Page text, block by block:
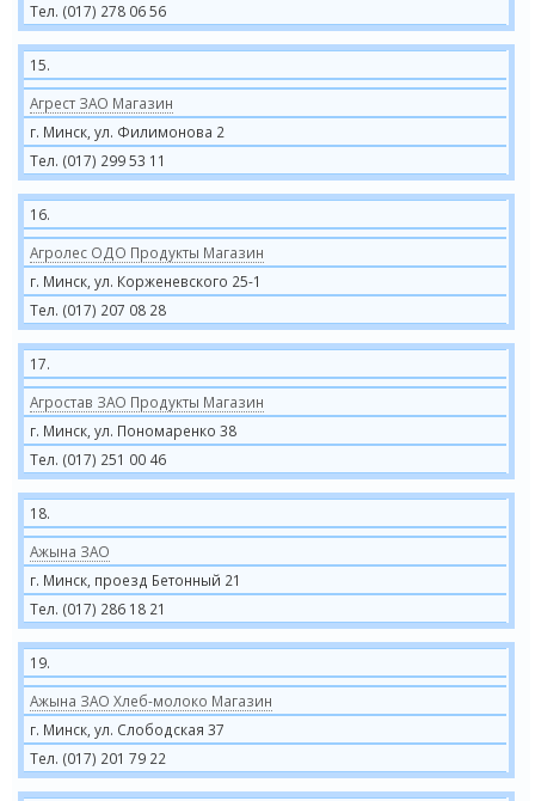
Тел. (017) 278 06 56
15.
Агрест ЗАО Магазин
г. Минск, ул. Филимонова 2
Тел. (017) 299 53 11
16.
Агролес ОДО Продукты Магазин
г. Минск, ул. Корженевского 25-1
Тел. (017) 207 08 28
17.
Агростав ЗАО Продукты Магазин
г. Минск, ул. Пономаренко 38
Тел. (017) 251 00 46
18.
Ажына ЗАО
г. Минск, проезд Бетонный 21
Тел. (017) 286 18 21
19.
Ажына ЗАО Хлеб-молоко Магазин
г. Минск, ул. Слободская 37
Тел. (017) 201 79 22